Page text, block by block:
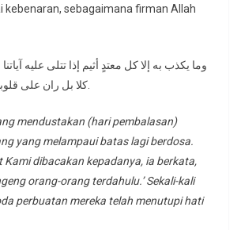
kebenaran, sebagaimana firman Allah
وما يكذب به إلا كل معتدٍ أثيم إذا تتلى عليه
mendustakan (hari pembalasan)
yang melampaui batas lagi berdosa.
Kami dibacakan kepadanya, ia berkata,
orang-orang terdahulu.’ Sekali-kali
perbuatan mereka telah menutupi hati